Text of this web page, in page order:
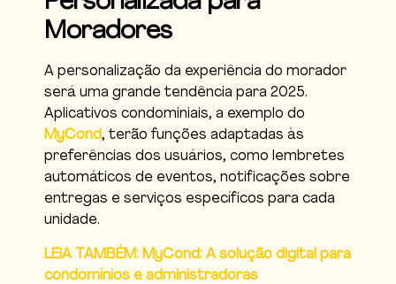
Moradores
A personalização da experiência do morador
será uma grande tendência para 2025.
Aplicativos condominiais, a exemplo do
MyCond, terão funções adaptadas às
preferências dos usuários, como lembretes
automáticos de eventos, notificações sobre
entregas e serviços específicos para cada
unidade.
LEIA TAMBÉM: MyCond: A solução digital para
condomínios e administradoras